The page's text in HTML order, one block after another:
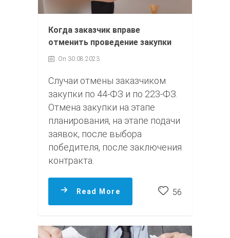
Когда заказчик вправе
отменить проведение закупки
On 30.08.2023
Случаи отмены заказчиком
закупки по 44-ФЗ и по 223-ФЗ.
Отмена закупки на этапе
планирования, на этапе подачи
заявок, после выбора
победителя, после заключения
контракта.
Read More 56